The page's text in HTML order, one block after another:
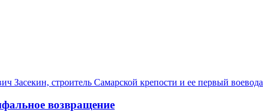
Засекин, строитель Самарской крепости и ее первый воевода
возвращение